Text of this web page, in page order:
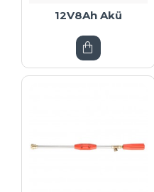
12V8Ah Akü